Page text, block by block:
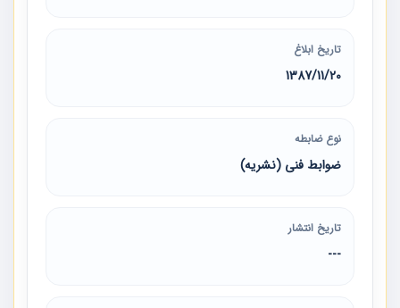
تاریخ ابلاغ
1387/11/20
نوع ضابطه
ضوابط فنی (نشریه)
تاریخ انتشار
---